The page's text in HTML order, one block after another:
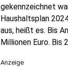
gekennzeichnet
Haushaltsplan
aus, heißt es. Bis
Millionen Euro. Bis
Anzeige